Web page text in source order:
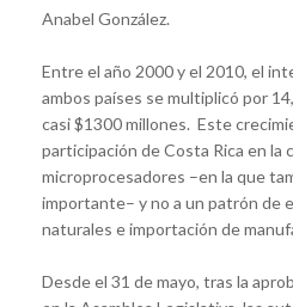
Anabel González.
Entre el año 2000 y el 2010, el
ambos países se multiplicó por
casi $1300 millones. Este
participación de Costa Rica en la
microprocesadores –en la que
importante– y no a un patrón de
naturales e importación de
Desde el 31 de mayo, tras la